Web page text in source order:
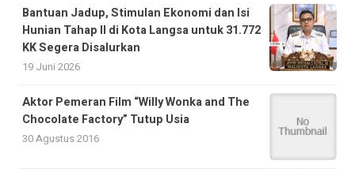
Bantuan Jadup, Stimulan Ekonomi dan Isi
Hunian Tahap II di Kota Langsa untuk 31.772
KK Segera Disalurkan
19 Juni 2026
Aktor Pemeran Film “Willy Wonka and The
Chocolate Factory” Tutup Usia
30 Agustus 2016